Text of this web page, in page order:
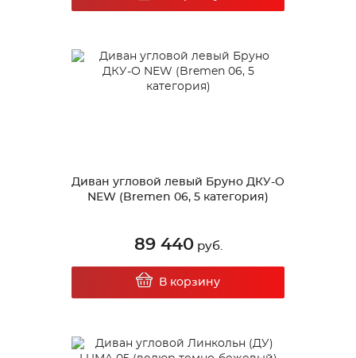
Диван угловой левый Бруно ДКУ-О
NEW (Bremen 06, 5 категория)
89 440руб.
В корзину